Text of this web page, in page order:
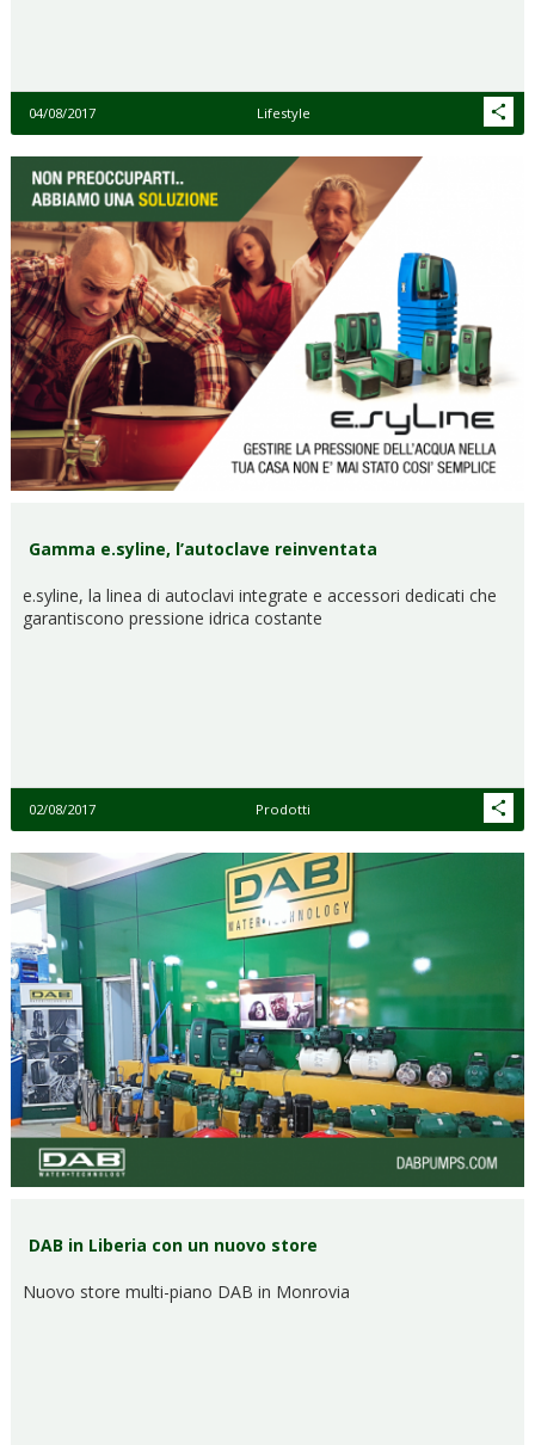
04/08/2017 Lifestyle
Gamma e.syline, l’autoclave reinventata
e.syline, la linea di autoclavi integrate e accessori dedicati che
garantiscono pressione idrica costante
02/08/2017 Prodotti
DAB in Liberia con un nuovo store
Nuovo store multi-piano DAB in Monrovia